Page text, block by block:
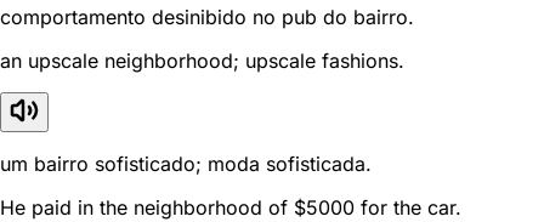
comportamento desinibido no pub do bairro.
an upscale neighborhood; upscale fashions.
um bairro sofisticado; moda sofisticada.
He paid in the neighborhood of $5000 for the car.